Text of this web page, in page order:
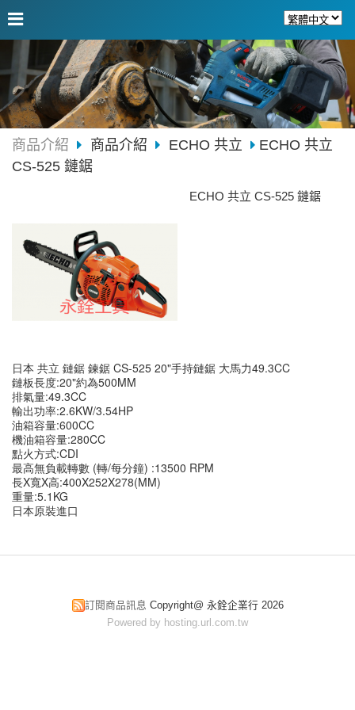
商品介紹 商品介紹 ECHO 共立
ECHO 共立
CS-525 鏈鋸
ECHO 共立 CS-525 鏈鋸
日本 共立 鏈鋸 鍊鋸 CS-525 20"手持鏈鋸 大馬力49.3CC
鏈板長度:20"約為500MM
排氣量:49.3CC
輸出功率:2.6KW/3.54HP
油箱容量:600CC
機油箱容量:280CC
點火方式:CDI
最高無負載轉數 (轉/每分鐘) :13500 RPM
長X寬X高:400X252X278(MM)
重量:5.1KG
日本原裝進口
訂閱商品訊息 Copyright@ 永銓企業行 2026
Powered by hosting.url.com.tw